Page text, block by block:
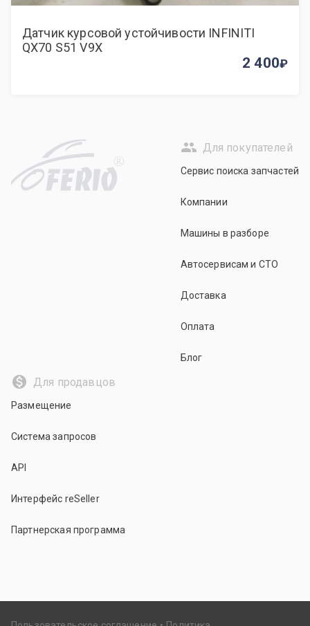
Датчик курсовой устойчивости INFINITI
QX70 S51 V9X
2 400
R
Для покупателей
Сервис поиска запчастей
Компании
Машины в разборе
Автосервисам и СТО
Доставка
Оплата
Блог
Для продавцов
Размещение
Система запросов
API
Интерфейс reSeller
Партнерская программа